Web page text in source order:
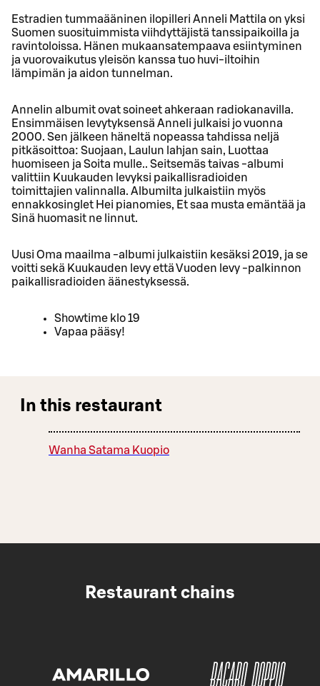
Estradien tummaääninen ilopilleri Anneli Mattila on yksi
Suomen suosituimmista viihdyttäjistä tanssipaikoilla ja
ravintoloissa. Hänen mukaansatempaava esiintyminen
ja vuorovaikutus yleisön kanssa tuo huvi-iltoihin
lämpimän ja aidon tunnelman.
Annelin albumit ovat soineet ahkeraan radiokanavilla.
Ensimmäisen levytyksensä Anneli julkaisi jo vuonna
2000. Sen jälkeen häneltä nopeassa tahdissa neljä
pitkäsoittoa: Suojaan, Laulun lahjan sain, Luottaa
huomiseen ja Soita mulle.. Seitsemäs taivas -albumi
valittiin Kuukauden levyksi paikallisradioiden
toimittajien valinnalla. Albumilta julkaistiin myös
ennakkosinglet Hei pianomies, Et saa musta emäntää ja
Sinä huomasit ne linnut.
Uusi Oma maailma -albumi julkaistiin kesäksi 2019, ja se
voitti sekä Kuukauden levy että Vuoden levy -palkinnon
paikallisradioiden äänestyksessä.
Showtime klo 19
Vapaa pääsy!
In this restaurant
Wanha Satama Kuopio
Restaurant chains